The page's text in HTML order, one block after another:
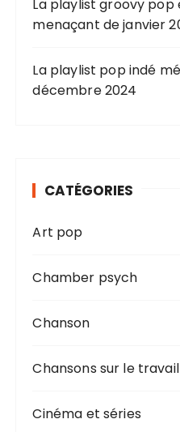
La playlist groovy
menaçant de janvier
La playlist pop indé
décembre 2024
CATÉGORIES
Art pop
Chamber psych
Chanson
Chansons sur le travail
Cinéma et séries